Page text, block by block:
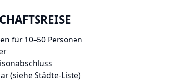
für 10–50 Personen
(siehe Städte-Liste)